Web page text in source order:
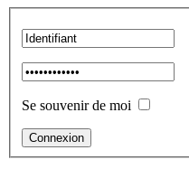
Se souvenir de moi